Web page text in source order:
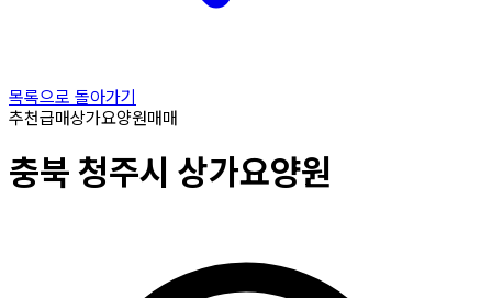
목록으로 돌아가기
추천급매상가요양원매매
충북 청주시 상가요양원